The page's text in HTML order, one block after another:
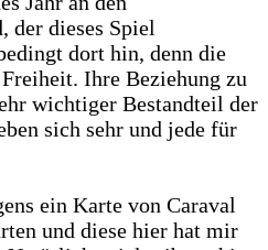
der dieses Spiel
dort hin, denn die
Ihre Beziehung zu
wichtiger Bestandteil der
sich sehr und jede für
ein Karte von Caraval
und diese hier hat mir